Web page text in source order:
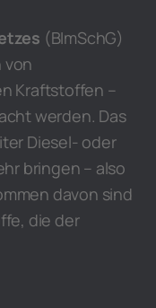
(BImSchG)
von
Kraftstoffen –
werden. Das
Diesel- oder
bringen – also
davon sind
die der